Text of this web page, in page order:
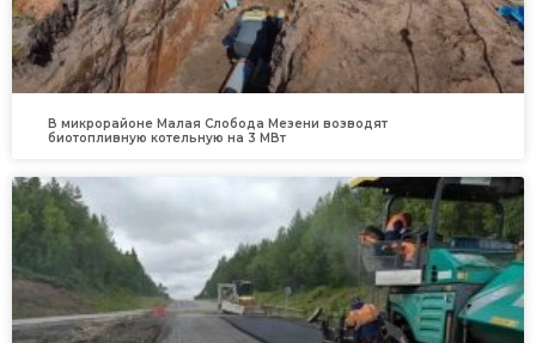
В микрорайоне Малая Слобода Мезени возводят
биотопливную котельную на 3 МВт